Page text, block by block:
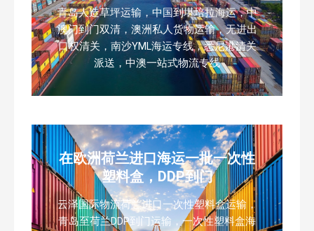
青岛人造草坪运输，中国到堪培拉海运，中
澳门到门双清，澳洲私人货物运输，无进出
口权清关，南沙YML海运专线，悉尼港清关
派送，中澳一站式物流专线
在欧洲荷兰进口海运一批一次性
塑料盒，DDP到门
云泽国际物流荷兰进口一次性塑料盒运输，
青岛至荷兰DDP到门运输，一次性塑料盒海